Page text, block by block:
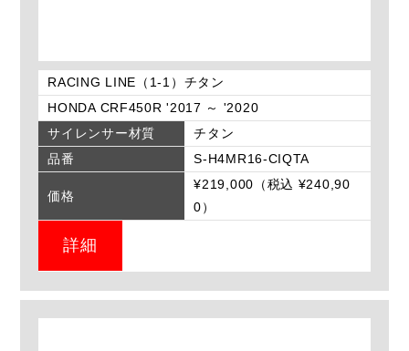
RACING LINE（1-1）チタン
HONDA CRF450R '2017 ～ '2020
サイレンサー材質
チタン
品番
S-H4MR16-CIQTA
価格
¥219,000（税込 ¥240,90
0）
詳細